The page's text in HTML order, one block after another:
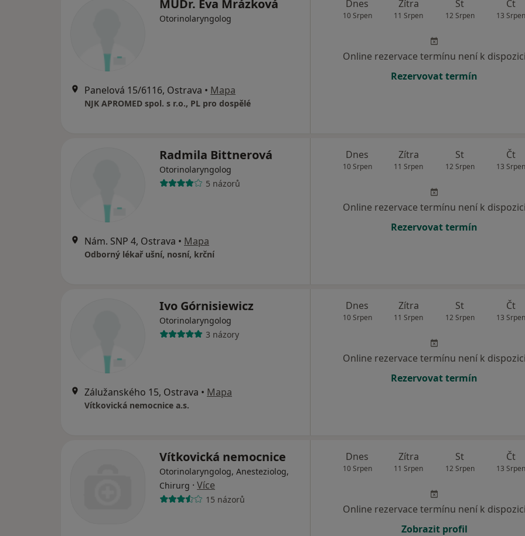
MUDr. Eva Mrázková
Otorinolaryngolog
Panelová 15/6116, Ostrava • Mapa
NJK APROMED spol. s r.o., PL pro dospělé
Dnes
10 Srpen
Zítra
11 Srpen
St
12 Srpen
Čt
13 Srpen
Online rezervace termínu není k dispozici
Rezervovat termín
Radmila Bittnerová
Otorinolaryngolog
5 názorů
Nám. SNP 4, Ostrava • Mapa
Odborný lékař ušní, nosní, krční
Dnes
10 Srpen
Zítra
11 Srpen
St
12 Srpen
Čt
13 Srpen
Online rezervace termínu není k dispozici
Rezervovat termín
Ivo Górnisiewicz
Otorinolaryngolog
3 názory
Zálužanského 15, Ostrava • Mapa
Vítkovická nemocnice a.s.
Dnes
10 Srpen
Zítra
11 Srpen
St
12 Srpen
Čt
13 Srpen
Online rezervace termínu není k dispozici
Rezervovat termín
Vítkovická nemocnice
Otorinolaryngolog, Anesteziolog,
Chirurg · Více
15 názorů
Dnes
10 Srpen
Zítra
11 Srpen
St
12 Srpen
Čt
13 Srpen
Online rezervace termínu není k dispozici
Zobrazit profil